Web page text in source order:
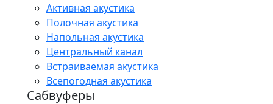
Активная акустика
Полочная акустика
Напольная акустика
Центральный канал
Встраиваемая акустика
Всепогодная акустика
Сабвуферы